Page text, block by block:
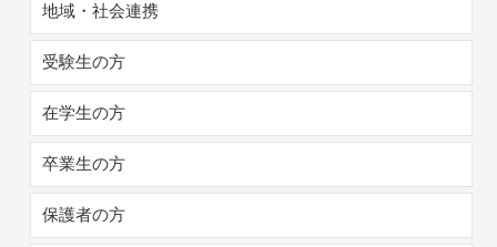
地域・社会連携
受験生の方
在学生の方
卒業生の方
保護者の方